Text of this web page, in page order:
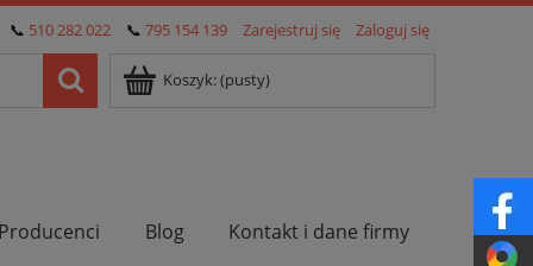
📞 510 282 022 📞 795 154 139 Zarejestruj się Zaloguj się
Koszyk:(pusty)
Producenci Blog Kontakt i dane firmy